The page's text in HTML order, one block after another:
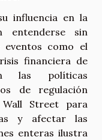
influencia en la
entenderse sin
como el
financiera de
las políticas
de regulación
Street para
y afectar las
enteras ilustra